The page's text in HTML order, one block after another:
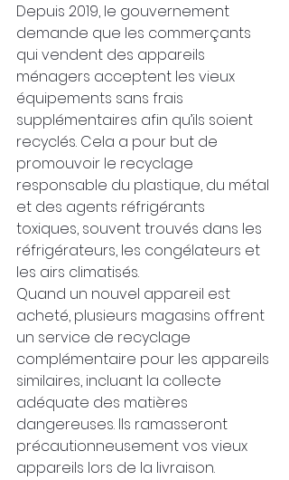
Depuis 2019, le gouvernement
demande que les commerçants
qui vendent des appareils
ménagers acceptent les vieux
équipements sans frais
supplémentaires afin qu’ils soient
recyclés. Cela a pour but de
promouvoir le recyclage
responsable du plastique, du métal
et des agents réfrigérants
toxiques, souvent trouvés dans les
réfrigérateurs, les congélateurs et
les airs climatisés.
Quand un nouvel appareil est
acheté, plusieurs magasins offrent
un service de recyclage
complémentaire pour les appareils
similaires, incluant la collecte
adéquate des matières
dangereuses. Ils ramasseront
précautionneusement vos vieux
appareils lors de la livraison.